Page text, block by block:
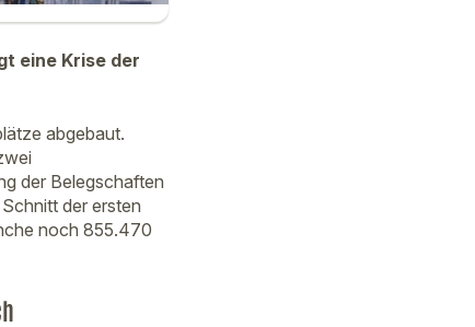
eine Krise der
abgebaut.
der Belegschaften
der ersten
noch 855.470